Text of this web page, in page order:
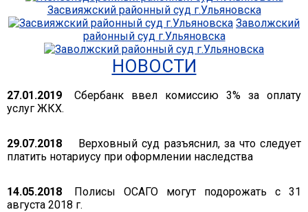
Засвияжский районный суд г.Ульяновска
Заволжский
районный суд г.Ульяновска
НОВОСТИ
27.01.2019
Сбербанк ввел комиссию 3% за оплату
услуг ЖКХ.
29.07.2018
Верховный суд разъяснил, за что следует
платить нотариусу при оформлении наследства
14.05.2018
Полисы ОСАГО могут подорожать с 31
августа 2018 г.